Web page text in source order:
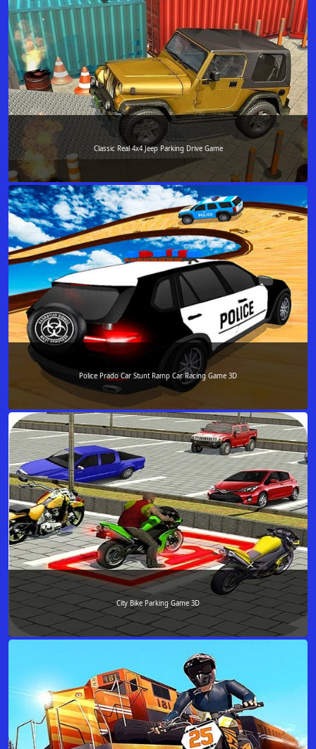
Classic Real 4x4 Jeep Parking Drive Game
Police Prado Car Stunt Ramp Car Racing Game 3D
City Bike Parking Game 3D